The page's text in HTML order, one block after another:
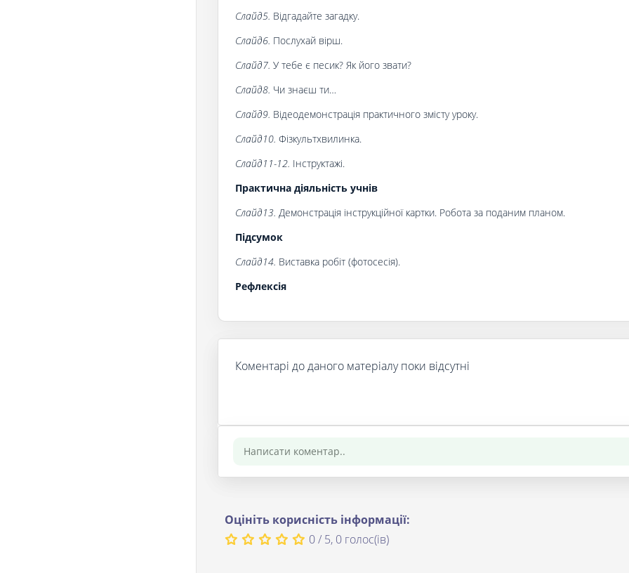
Слайд5. Відгадайте загадку.
Слайд6. Послухай вірш.
Слайд7. У тебе є песик? Як його звати?
Слайд8. Чи знаєш ти…
Слайд9. Відеодемонстрація практичного змісту уроку.
Слайд10. Фізкультхвилинка.
Слайд11-12. Інструктажі.
Практична діяльність учнів
Слайд13. Демонстрація інструкційної картки. Робота за поданим планом.
Підсумок
Слайд14. Виставка робіт (фотосесія).
Рефлексія
Коментарі до даного матеріалу поки відсутні
Оцініть корисність інформації:
0 / 5, 0 голос(ів)